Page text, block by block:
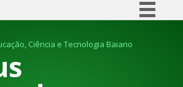
Comunica BR
Ciência e Tecnologia Baiano